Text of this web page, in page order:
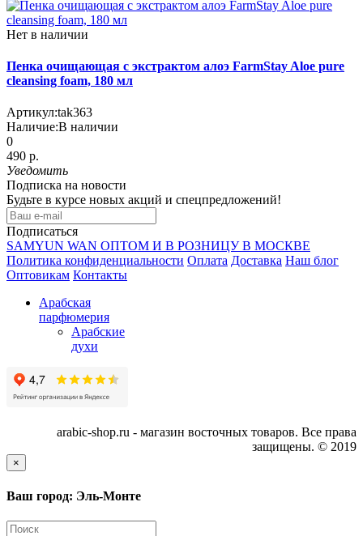
Нет в наличии
Пенка очищающая с экстрактом алоэ FarmStay Aloe pure
cleansing foam, 180 мл
Артикул:tak363
Наличие:В наличии
0
490 р.
Уведомить
Подписка на новости
Будьте в курсе новых акций и спецпредложений!
Подписаться
SAMYUN WAN ОПТОМ И В РОЗНИЦУ В МОСКВЕ
Политика конфиденциальности Оплата Доставка Наш блог
Оптовикам Контакты
Арабская
парфюмерия
Арабские
духи
arabic-shop.ru - магазин восточных товаров. Все права
защищены. © 2019
×
Ваш город: Эль-Монте